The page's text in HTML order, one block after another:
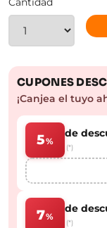
CUPONES
¡Canjea el tuyo
5%
de
(*)
7%
de
(*)